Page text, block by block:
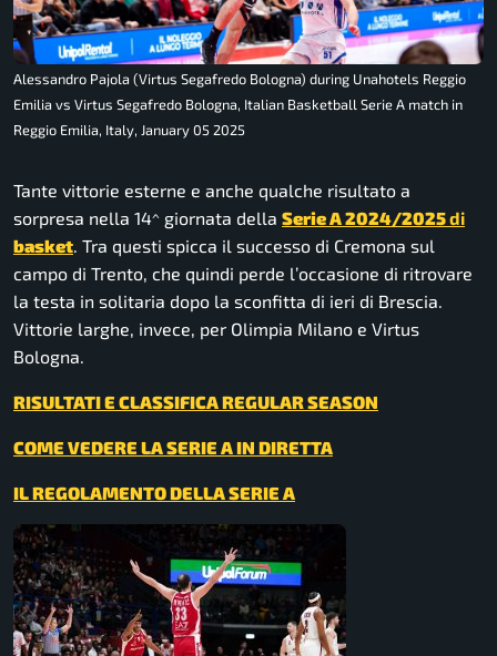
Alessandro Pajola (Virtus Segafredo Bologna) during Unahotels Reggio
Emilia vs Virtus Segafredo Bologna, Italian Basketball Serie A match in
Reggio Emilia, Italy, January 05 2025
Tante vittorie esterne e anche qualche risultato a
sorpresa nella 14^ giornata della Serie A 2024/2025di
basket. Tra questi spicca il successo di Cremona sul
campo di Trento, che quindi perde l’occasione di ritrovare
la testa in solitaria dopo la sconfitta di ieri di Brescia.
Vittorie larghe, invece, per Olimpia Milano e Virtus
Bologna.
RISULTATI E CLASSIFICA REGULAR SEASON
COME VEDERE LA SERIE A IN DIRETTA
IL REGOLAMENTO DELLA SERIE A